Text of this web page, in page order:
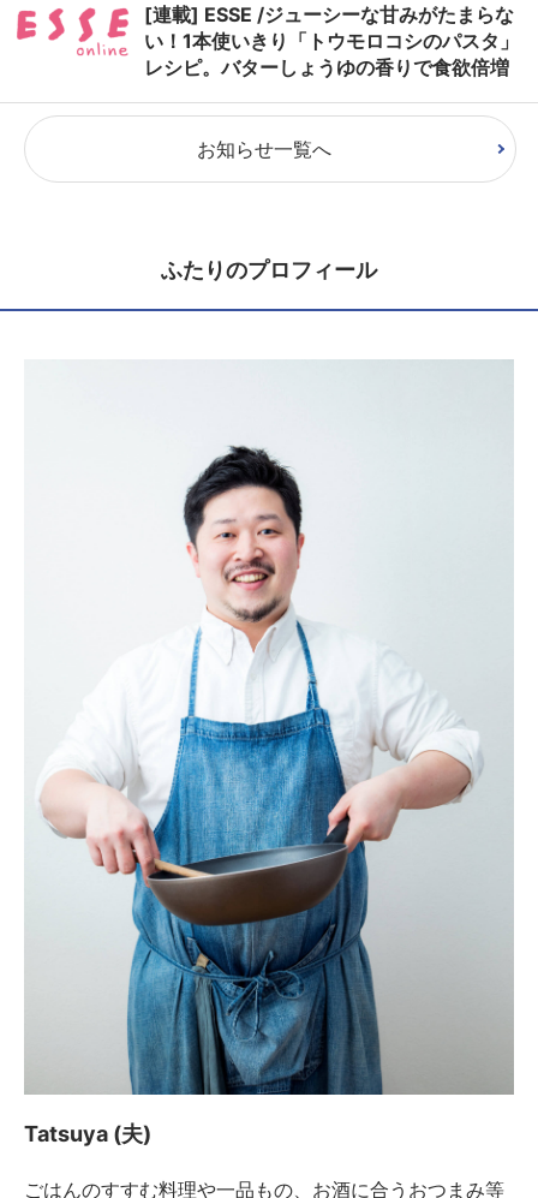
[連載] ESSE /ジューシーな甘みがたまらな
い！1本使いきり「トウモロコシのパスタ」
レシピ。バターしょうゆの香りで食欲倍増
お知らせ一覧へ
ふたりのプロフィール
Tatsuya (夫)
ごはんのすすむ料理や一品もの、お酒に合うおつまみ等